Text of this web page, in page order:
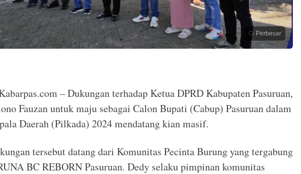
Perbesar
– Dukungan terhadap Ketua DPRD Kabupaten Pasuruan,
Fauzan untuk maju sebagai Calon Bupati (Cabup) Pasuruan dalam
Daerah (Pilkada) 2024 mendatang kian masif.
tersebut datang dari Komunitas Pecinta Burung yang tergabung
BC REBORN Pasuruan. Dedy selaku pimpinan komunitas